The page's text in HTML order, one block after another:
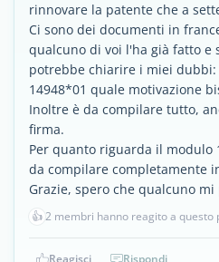
rinnovare la patente che a
Ci sono dei documenti in
qualcuno di voi l'ha già fatto e
potrebbe chiarire i miei dubbi:
14948*01 quale motivazione
Inoltre è da compilare tutto,
firma.
Per quanto riguarda il modulo
da compilare completamente
Grazie, spero che qualcuno mi
👍2 membri hanno reagito a questo
Reagisci Rispondi